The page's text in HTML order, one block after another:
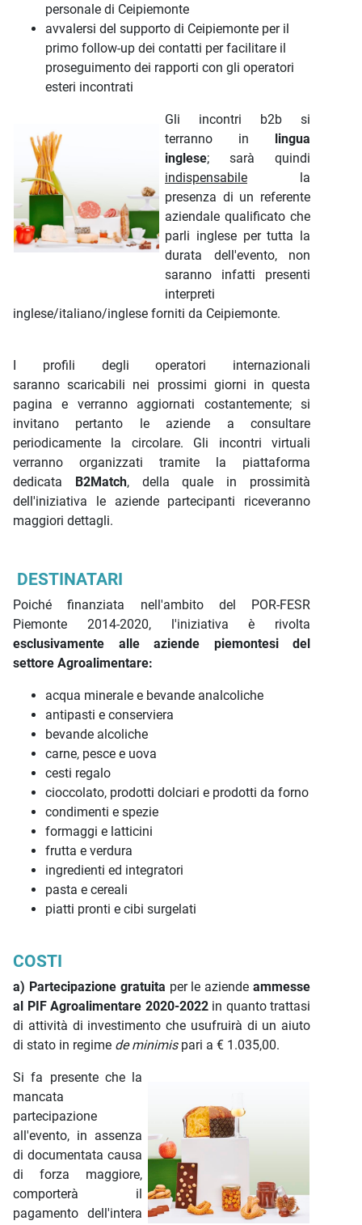
personale di Ceipiemonte
avvalersi del supporto di Ceipiemonte per il
primo follow-up dei contatti per facilitare il
proseguimento dei rapporti con gli operatori
esteri incontrati
Gli incontri b2b si
terranno in lingua
inglese; sarà quindi
indispensabile la
presenza di un referente
aziendale qualificato che
parli inglese per tutta la
durata dell'evento, non
saranno infatti presenti
interpreti
inglese/italiano/inglese forniti da Ceipiemonte.
I profili degli operatori internazionali
saranno scaricabili nei prossimi giorni in questa
pagina e verranno aggiornati costantemente; si
invitano pertanto le aziende a consultare
periodicamente la circolare. Gli incontri virtuali
verranno organizzati tramite la piattaforma
dedicata B2Match, della quale in prossimità
dell'iniziativa le aziende partecipanti riceveranno
maggiori dettagli.
DESTINATARI
Poiché finanziata nell'ambito del POR-FESR
Piemonte 2014-2020, l'iniziativa è rivolta
esclusivamente alle aziende piemontesi del
settore Agroalimentare:
acqua minerale e bevande analcoliche
antipasti e conserviera
bevande alcoliche
carne, pesce e uova
cesti regalo
cioccolato, prodotti dolciari e prodotti da forno
condimenti e spezie
formaggi e latticini
frutta e verdura
ingredienti ed integratori
pasta e cereali
piatti pronti e cibi surgelati
COSTI
a) Partecipazione gratuita per le aziendeammesse
al PIF Agroalimentare 2020-2022 in quanto trattasi
di attività di investimento che usufruirà di un aiuto
di stato in regime de minimispari a € 1.035,00.
Si fa presente che la
mancata
partecipazione
all'evento, in assenza
di documentata causa
di forza maggiore,
comporterà il
pagamento dell'intera